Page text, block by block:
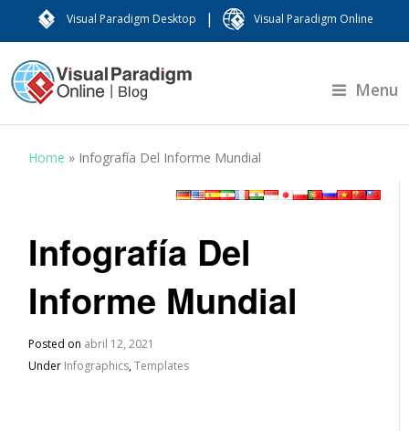
Visual Paradigm Desktop | Visual Paradigm Online
Menu
Home » Infografía Del Informe Mundial
Infografía Del
Informe Mundial
Posted on abril 12, 2021
Under Infographics,Templates